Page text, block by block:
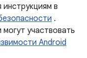
в
.
участвовать
Android